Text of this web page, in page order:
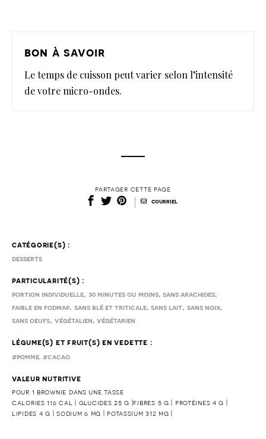
bon à savoir
Le temps de cuisson peut varier selon l’intensité
de votre micro-ondes.
partager cette page
courriel
catégorie(s) :
desserts
particularité(s) :
portion individuelle, 30 minutes ou moins,sans arachides,
faible en fodmap, sans blé et triticale,sans lait, sans noix,
sans oeufs, végétalien,végétarien
légume(s) et fruit(s) en vedette :
#pomme, #cacao
valeur nutritive
pour 1 brownie dans une tasse
calories 116 cal | glucides 25 g |fibres 5 g | protéines 4 g |
lipides 4 g | sodium 6 mg | potassium 312 mg |